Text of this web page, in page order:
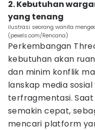
2. Kebutuhan
yang tenang
ilustrasi seorang wanita
(pexels.com/Rencana)
Perkembangan
kebutuhan akan
dan minim konflik
lanskap media
terfragmentasi.
semakin cepat,
mencari platform